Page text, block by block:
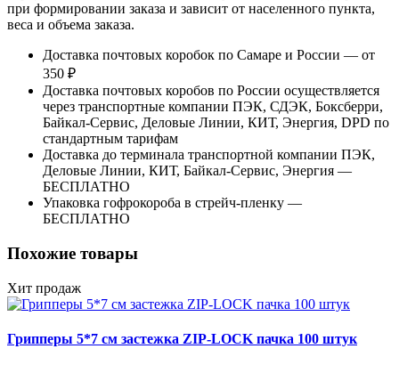
при формировании заказа и зависит от населенного пункта,
веса и объема заказа.
Доставка почтовых коробок по Самаре и России — от
350 ₽
Доставка почтовых коробов по России осуществляется
через транспортные компании ПЭК, СДЭК, Боксберри,
Байкал-Сервис, Деловые Линии, КИТ, Энергия, DPD по
стандартным тарифам
Доставка до терминала транспортной компании ПЭК,
Деловые Линии, КИТ, Байкал-Сервис, Энергия —
БЕСПЛАТНО
Упаковка гофрокороба в стрейч-пленку —
БЕСПЛАТНО
Похожие товары
Хит продаж
Грипперы 5*7 см застежка ZIP-LOCK пачка 100 штук